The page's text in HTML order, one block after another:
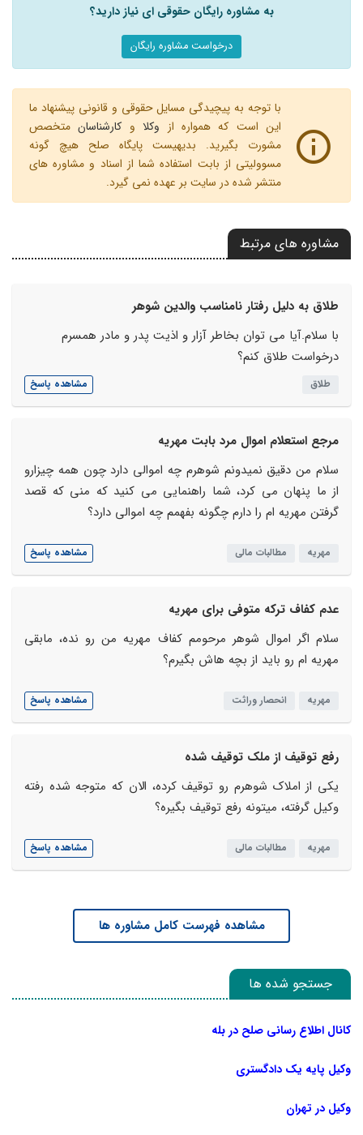
به مشاوره رایگان حقوقی ای نیاز دارید؟
درخواست مشاوره رایگان
با توجه به پیچیدگی مسایل حقوقی و قانونی پیشنهاد ما
این است که همواره از وکلاو کارشناسانمتخصص
مشورت بگیرید. بدیهیست پایگاه صلح هیچ گونه
مسوولیتی از بابت استفاده شما از اسناد و مشاوره های
منتشر شده در سایت بر عهده نمی گیرد.
مشاوره های مرتبط
طلاق به دلیل رفتار نامناسب والدین شوهر
با سلام.آیا می توان بخاطر آزار و اذیت پدر و مادر همسرم
درخواست طلاق کنم؟
طلاق مشاهده پاسخ
مرجع استعلام اموال مرد بابت مهریه
سلام من دقیق نمیدونم شوهرم چه اموالی دارد چون همه چیزارو
از ما پنهان می کرد، شما راهنمایی می کنید که منی که قصد
گرفتن مهریه ام را دارم چگونه بفهمم چه اموالی دارد؟
مهریه مطالبات مالی مشاهده پاسخ
عدم کفاف ترکه متوفی برای مهریه
سلام اگر اموال شوهر مرحومم کفاف مهریه من رو نده، مابقی
مهریه ام رو باید از بچه هاش بگیرم؟
مهریه انحصار وراثت مشاهده پاسخ
رفع توقیف از ملک توقیف شده
یکی از املاک شوهرم رو توقیف کرده، الان که متوجه شده رفته
وکیل گرفته، میتونه رفع توقیف بگیره؟
مهریه مطالبات مالی مشاهده پاسخ
مشاهده فهرست کامل مشاوره ها
جستجو شده ها
کانال اطلاع رسانی صلح در بله
وکیل پایه یک دادگستری
وکیل در تهران